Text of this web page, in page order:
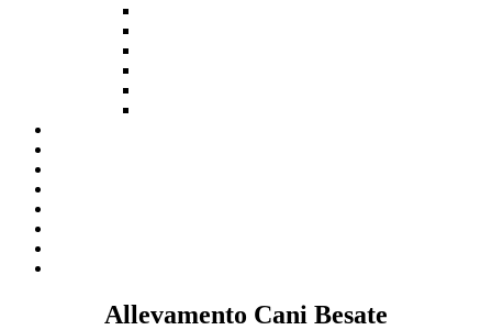
Allevamento Cani Besate